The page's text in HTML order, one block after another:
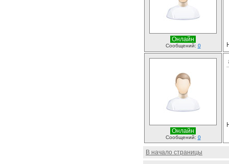
Онлайн
Сообщений: 0
Онлайн
Сообщений: 0
В начало страницы